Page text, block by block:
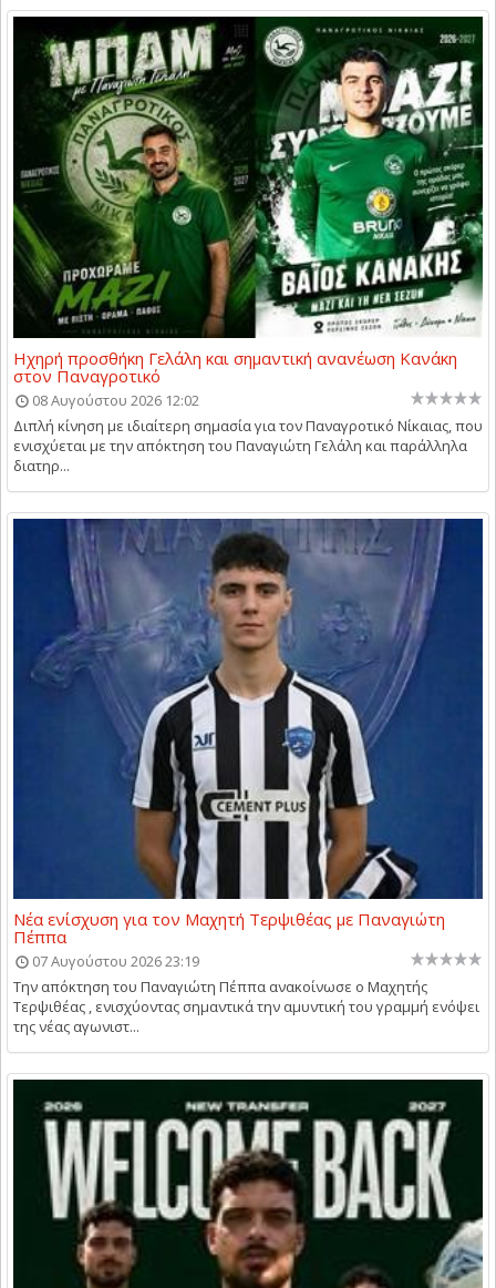
Ηχηρή προσθήκη Γελάλη και σημαντική ανανέωση Κανάκη
στον Παναγροτικό
08 Αυγούστου 2026 12:02
Διπλή κίνηση με ιδιαίτερη σημασία για τον Παναγροτικό Νίκαιας, που
ενισχύεται με την απόκτηση του Παναγιώτη Γελάλη και παράλληλα
διατηρ...
Νέα ενίσχυση για τον Μαχητή Τερψιθέας με Παναγιώτη
Πέππα
07 Αυγούστου 2026 23:19
Την απόκτηση του Παναγιώτη Πέππα ανακοίνωσε ο Μαχητής
Τερψιθέας , ενισχύοντας σημαντικά την αμυντική του γραμμή ενόψει
της νέας αγωνιστ...